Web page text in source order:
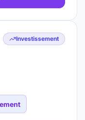
Investissement